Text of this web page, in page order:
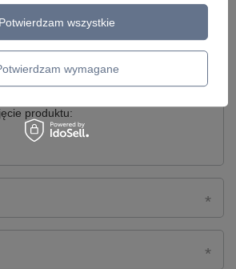
produktu:
wymagane
Potwierdzam wszystkie